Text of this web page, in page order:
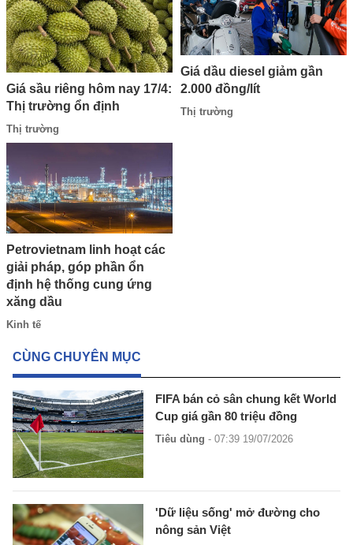
Giá sầu riêng hôm nay 17/4:
Thị trường ổn định
Thị trường
Giá dầu diesel giảm gần
2.000 đồng/lít
Thị trường
Petrovietnam linh hoạt các
giải pháp, góp phần ổn
định hệ thống cung ứng
xăng dầu
Kinh tế
CÙNG CHUYÊN MỤC
FIFA bán cỏ sân chung kết World
Cup giá gần 80 triệu đồng
Tiêu dùng - 07:39 19/07/2026
'Dữ liệu sống' mở đường cho
nông sản Việt